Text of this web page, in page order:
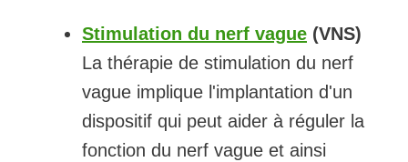
Stimulation du nerf vague (VNS)
La thérapie de stimulation du nerf
vague implique l'implantation d'un
dispositif qui peut aider à réguler la
fonction du nerf vague et ainsi